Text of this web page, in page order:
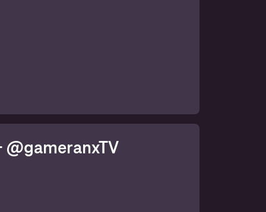
@gameranxTV